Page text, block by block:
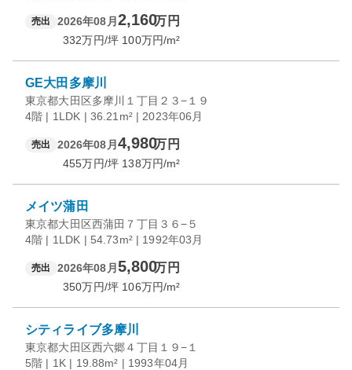
売出 2026年08月 2,160万円
332万円/坪 100万円/m²
GE大田多摩川
東京都大田区多摩川１丁目２３−１９
4階 | 1LDK | 36.21m² | 2023年06月
売出 2026年08月 4,980万円
455万円/坪 138万円/m²
メイツ蒲田
東京都大田区西蒲田７丁目３６−５
4階 | 1LDK | 54.73m² | 1992年03月
売出 2026年08月 5,800万円
350万円/坪 106万円/m²
シティライブ多摩川
東京都大田区西六郷４丁目１９−１
5階 | 1K | 19.88m² | 1993年04月